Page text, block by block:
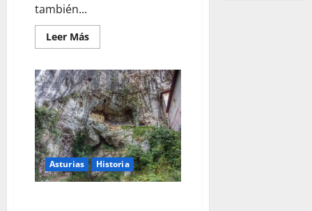
también...
Leer MásLeer
más
Fruela
I
de
Asturias
Asturias Historia